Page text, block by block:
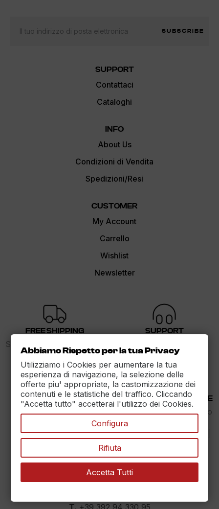
SUBSCRIBE
SUPPORT
Contattaci
Cataloghi
INFO
About Us
Condizioni di Vendita
Spedizioni/Resi
CUSTOMER
My Account
Carrello
Wishlist
Newsletter
FREE SHIPPING
Spedizione gratuita sopra i
89€
SUPPORT
30 DAYS RETURN
Reso Garantito entro
100% PAYMENT SECURE
Assicuriamo il pagamento
MAXET SRL
››Dati aziendali
T. +39 392 94 330 95
Abbiamo Rispetto per la tua Privacy
Utilizziamo i Cookies per aumentare la tua
esperienza di navigazione, la selezione delle
offerte piu' appropriate, la castomizzazione dei
contenuti e le statistiche del traffico. Cliccando
"Accetta tutto" accetterai l'utilizzo dei Cookies.
Configura
Rifiuta
Accetta Tutti